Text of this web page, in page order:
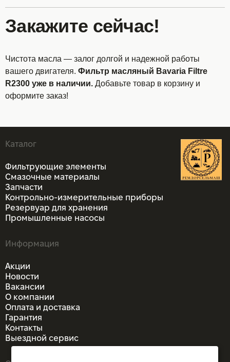
Закажите сейчас!
Чистота масла — залог долгой и надежной работы
вашего двигателя. Фильтр масляный Bavaria Filtre
R2300 уже в наличии. Добавьте товар в корзину и
оформите заказ!
Каталог
Фильтрующие элементы
Смазочные материалы
Запчасти
Контрольно-измерительные приборы
Резервуар для хранения
Промышленные насосы
Информация
Акции
Новости
Вакансии
О компании
Оплата и доставка
Гарантия
Контакты
Выездной сервис